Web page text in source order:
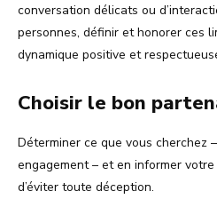
conversation délicats ou
personnes, définir et honorer ces
dynamique positive et
Choisir le bon
Déterminer ce que vous cherchez
engagement – et en informer
d’éviter toute déception.